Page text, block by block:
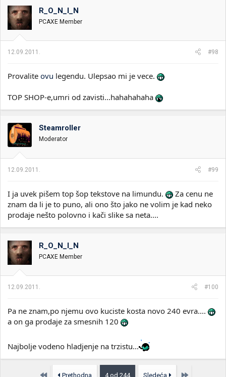
R_O_N_I_N
PCAXE Member
12.09.2011. #98
Provalite ovu legendu. Ulepsao mi je vece.
TOP SHOP-e,umri od zavisti...hahahahaha
Steamroller
Moderator
12.09.2011. #99
I ja uvek pišem top šop tekstove na limundu.
Za cenu ne
znam da li je to puno, ali ono što jako ne volim je kad neko
prodaje nešto polovno i kači slike sa neta....
R_O_N_I_N
PCAXE Member
12.09.2011. #100
Pa ne znam,po njemu ovo kuciste kosta novo 240 evra....
a on ga prodaje za smesnih 120
Najbolje vodeno hladjenje na trzistu...
Prvo Prethodna 4 od 244 Sledeća Poslednja